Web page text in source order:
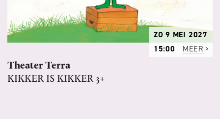
ZO 9 MEI 2027
15:00
MEER
Theater Terra
KIKKER IS KIKKER 3+